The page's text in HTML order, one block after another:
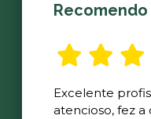
Excelente
atencioso, fez